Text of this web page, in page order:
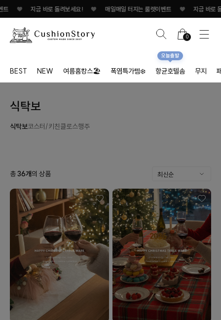
지금 바로 돌려보세요! 매일매일 터지는 룰렛이벤트 지금 바로
0
BEST NEW 여름홈캉스🏖 폭염특가템❄️ 항균호텔솜
오늘출발
무지
식탁보
식탁보코스터/키친클로스행주
총36개의 상품